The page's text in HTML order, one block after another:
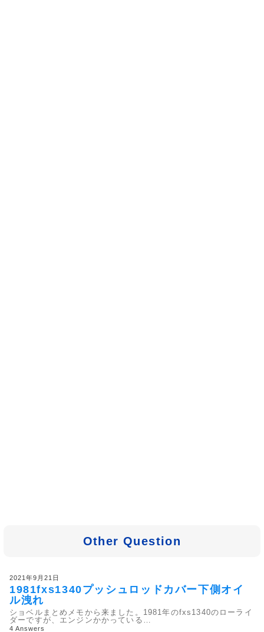
Other Question
2021年9月21日
1981fxs1340プッシュロッドカバー下側オイ
ル洩れ
ショベルまとめメモから来ました。1981年のfxs1340のローライ
ダーですが、エンジンかかっている…
4 Answers